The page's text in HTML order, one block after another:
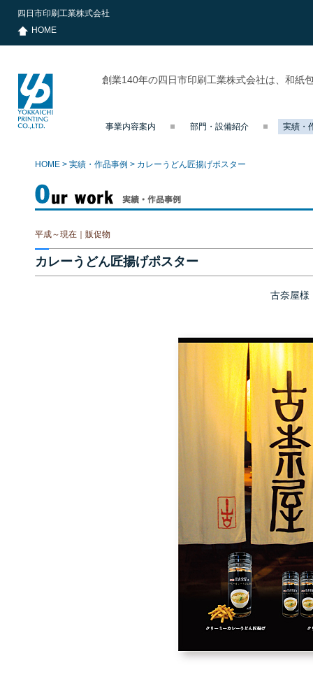
四日市印刷工業株式会社
HOME
創業140年の四日市印刷工業株式会社は、和紙
事業内容案内 部門・設備紹介 実績・
HOME > 実績・作品事例 > カレーうどん匠揚げポスター
平成～現在｜販促物
カレーうどん匠揚げポスター
古奈屋様